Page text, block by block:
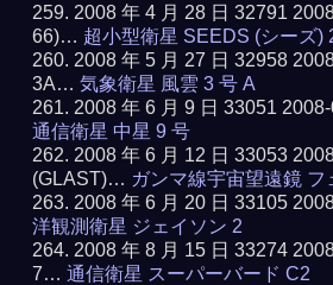
2008 年 4 月 28 日 32791
66)… 超小型衛星 SEEDS (シーズ)
2008 年 5 月 27 日 32958
3A…気象衛星 風雲 3 号 A
2008 年 6 月 9 日 33051
通信衛星 中星 9 号
2008 年 6 月 12 日 33053
(GLAST)… ガンマ線宇宙望遠鏡 フ
2008 年 6 月 20 日 33105
洋観測衛星 ジェイソン 2
2008 年 8 月 15 日 33274
7…通信衛星 スーパーバード C2